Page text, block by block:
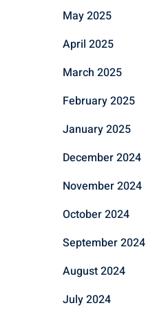
May 2025
April 2025
March 2025
February 2025
January 2025
December 2024
November 2024
October 2024
September 2024
August 2024
July 2024